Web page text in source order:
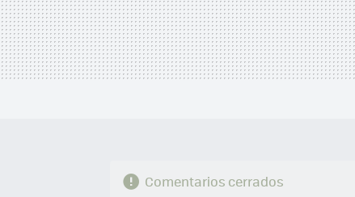
Comentarios cerrados